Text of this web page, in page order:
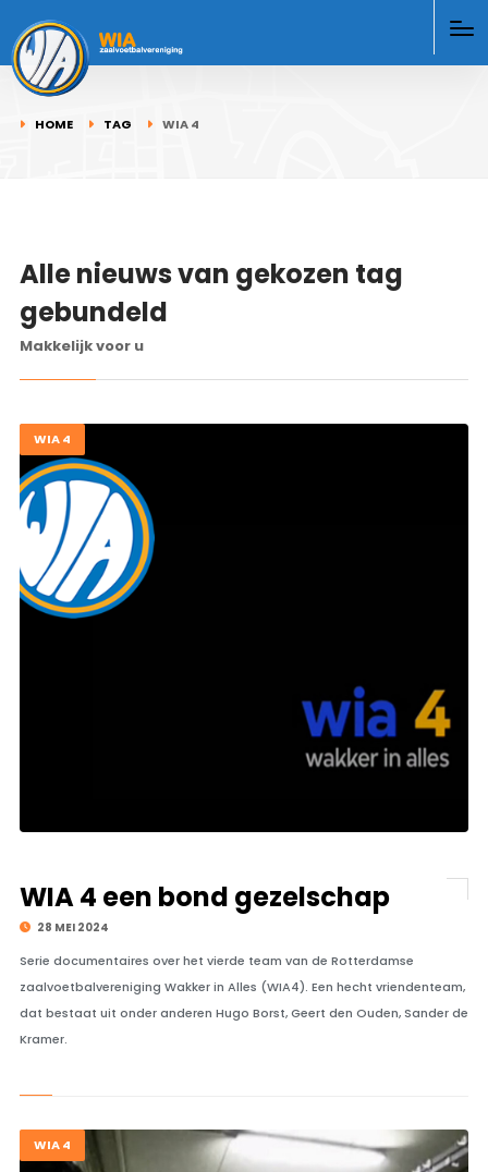
HOME TAG WIA 4
Alle nieuws van gekozen tag
gebundeld
Makkelijk voor u
WIA 4
WIA 4 een bond gezelschap
28 MEI 2024
Serie documentaires over het vierde team van de Rotterdamse
zaalvoetbalvereniging Wakker in Alles (WIA4). Een hecht vriendenteam,
dat bestaat uit onder anderen Hugo Borst, Geert den Ouden, Sander de
Kramer.
WIA 4